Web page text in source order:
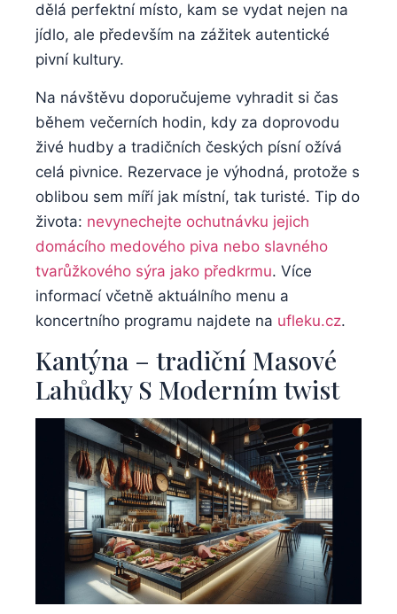
dělá perfektní místo, kam se vydat nejen na
jídlo, ⁢ale především na zážitek autentické
pivní kultury.
Na návštěvu doporučujeme vyhradit⁤ si⁣ čas
během‌ večerních hodin, kdy za⁤ doprovodu
živé⁤ hudby a tradičních českých písní ožívá
celá pivnice. Rezervace je výhodná, protože s
oblibou sem míří jak⁤ místní, tak turisté. Tip do
⁤života: nevynechejte ochutnávku jejich
domácího medového piva nebo slavného
⁤tvarůžkového sýra jako předkrmu. Více
⁢informací včetně aktuálního menu a
koncertního programu ‌najdete na ufleku.cz.
Kantýna – tradiční Masové
‌Lahůdky S Moderním twist